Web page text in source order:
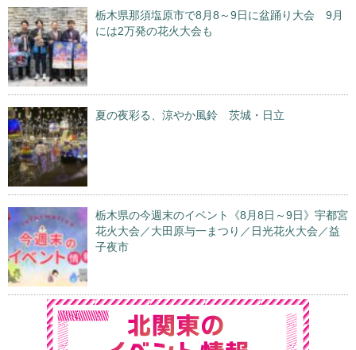
栃木県那須塩原市で8月8～9日に盆踊り大会 9月
には2万発の花火大会も
夏の夜彩る、涼やか風鈴 茨城・日立
栃木県の今週末のイベント《8月8日～9日》宇都宮
花火大会／大田原与一まつり／日光花火大会／益
子夜市